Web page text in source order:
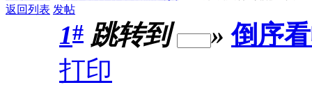
返回列表 发帖
1# 跳转到 » 倒序
打印